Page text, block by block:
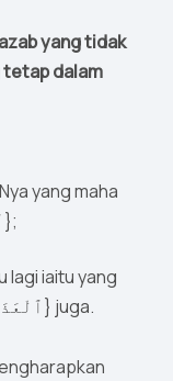
yang tidak
dalam
yang maha
Pengampun {ٱلْغَفُورُ ٱلرَّحِيمُ};
lagi iaitu yang
amat dahsyat azab-Nya {ٱلْعَذَابُ ٱلْأَلِيمُ} juga.